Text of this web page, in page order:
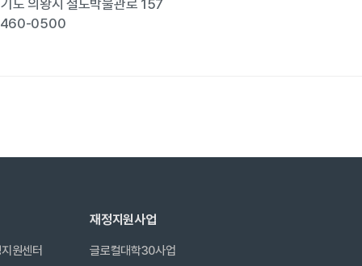
도 의왕시 철도박물관로 157
0500
원센터
재정지원사업
글로컬대학30사업